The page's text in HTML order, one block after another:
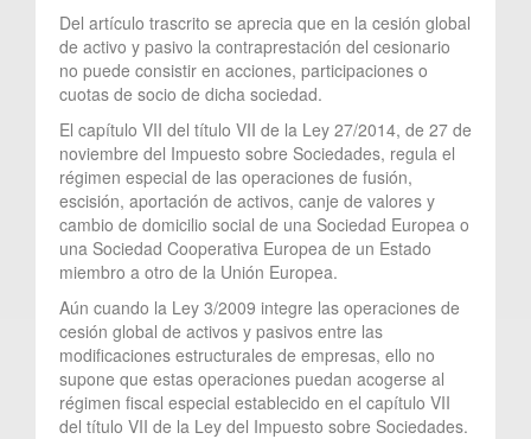
Del artículo trascrito se aprecia que en la cesión global
de activo y pasivo la contraprestación del cesionario
no puede consistir en acciones, participaciones o
cuotas de socio de dicha sociedad.
El capítulo VII del título VII de la Ley 27/2014, de 27 de
noviembre del Impuesto sobre Sociedades, regula el
régimen especial de las operaciones de fusión,
escisión, aportación de activos, canje de valores y
cambio de domicilio social de una Sociedad Europea o
una Sociedad Cooperativa Europea de un Estado
miembro a otro de la Unión Europea.
Aún cuando la Ley 3/2009 integre las operaciones de
cesión global de activos y pasivos entre las
modificaciones estructurales de empresas, ello no
supone que estas operaciones puedan acogerse al
régimen fiscal especial establecido en el capítulo VII
del título VII de la Ley del Impuesto sobre Sociedades.